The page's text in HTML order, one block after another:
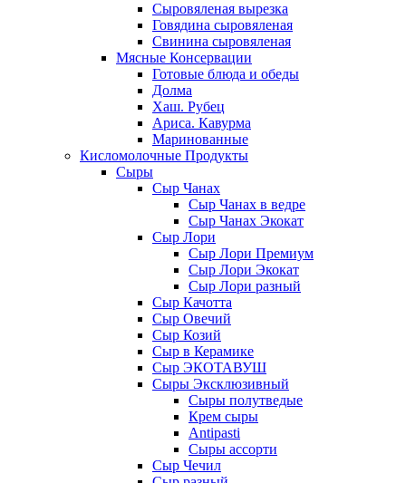
Сыровяленая вырезка
Говядина сыровяленая
Свинина сыровяленая
Мясные Консервации
Готовые блюда и обеды
Долма
Хаш. Рубец
Ариса. Кавурма
Маринованные
Кисломолочные Продукты
Сыры
Сыр Чанах
Сыр Чанах в ведре
Сыр Чанах Экокат
Сыр Лори
Сыр Лори Премиум
Сыр Лори Экокат
Сыр Лори разный
Сыр Качотта
Сыр Овечий
Сыр Козий
Сыр в Керамике
Сыр ЭКОТАВУШ
Сыры Эксклюзивный
Сыры полутведые
Крем сыры
Antipasti
Сыры ассорти
Сыр Чечил